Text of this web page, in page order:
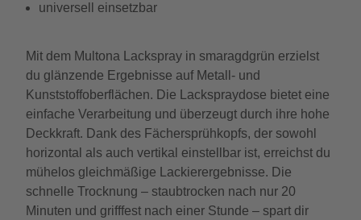
universell einsetzbar
Mit dem Multona Lackspray in smaragdgrün erzielst
du glänzende Ergebnisse auf Metall- und
Kunststoffoberflächen. Die Lackspraydose bietet eine
einfache Verarbeitung und überzeugt durch ihre hohe
Deckkraft. Dank des Fächersprühkopfs, der sowohl
horizontal als auch vertikal einstellbar ist, erreichst du
mühelos gleichmäßige Lackierergebnisse. Die
schnelle Trocknung – staubtrocken nach nur 20
Minuten und grifffest nach einer Stunde – spart dir